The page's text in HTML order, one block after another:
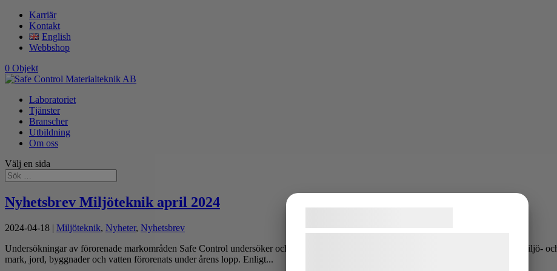
Karriär
Kontakt
English
Webbshop
0 Objekt
Laboratoriet
Tjänster
Branscher
Utbildning
Om oss
Välj en sida
Nyhetsbrev Miljöteknik april 2024
2024-04-18 | Miljöteknik, Nyheter, Nyhetsbrev
Undersökningar av förorenade markområden Safe Control undersöker och analyserar prov från mark och jordmassor med avseende på miljö-
mark, jord, byggnader och vatten förorenats under årens lopp. Enligt...